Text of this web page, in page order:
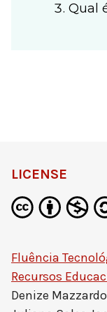
Qual
LICENSE
Fluência
Recursos
Denize